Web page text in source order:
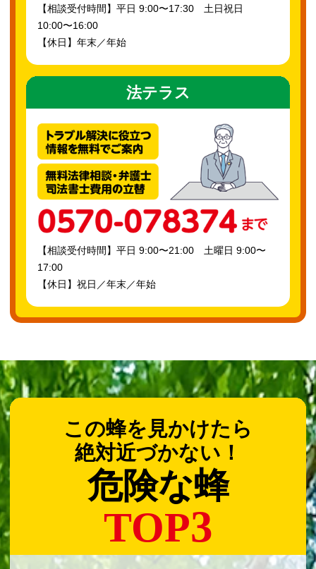
【相談受付時間】平日 9:00〜17:30 土日祝日
10:00〜16:00
【休日】年末／年始
法テラス
【相談受付時間】平日 9:00〜21:00 土曜日 9:00〜
17:00
【休日】祝日／年末／年始
この蜂を見かけたら
絶対近づかない！
危険な蜂
TOP3